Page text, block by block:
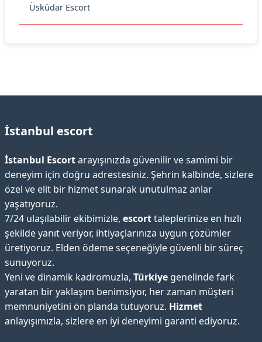
Üsküdar Escort
İstanbul escort
İstanbul Escortarayışınızda güvenilir ve samimi bir
deneyim için doğru adrestesiniz. Şehrin kalbinde, sizlere
özel ve elit bir hizmet sunarak unutulmaz anlar
yaşatıyoruz.
7/24 ulaşılabilir ekibimizle, escorttaleplerinize en hızlı
şekilde yanıt veriyor, ihtiyaçlarınıza uygun çözümler
üretiyoruz. Elden ödeme seçeneğiyle güvenli bir süreç
sunuyoruz.
Yeni ve dinamik kadromuzla, Türkiye genelinde fark
yaratan bir yaklaşım benimsiyor, her zaman müşteri
memnuniyetini ön planda tutuyoruz. Hizmet
anlayışımızla, sizlere en iyi deneyimi garanti ediyoruz.